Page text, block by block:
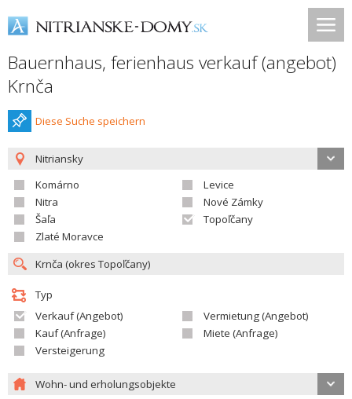
Bauernhaus, ferienhaus verkauf (angebot)
Krnča
Diese Suche speichern
Nitriansky
Komárno
Levice
Nitra
Nové Zámky
Šaľa
Topoľčany
Zlaté Moravce
Typ
Verkauf (Angebot)
Vermietung (Angebot)
Kauf (Anfrage)
Miete (Anfrage)
Versteigerung
Wohn- und erholungsobjekte